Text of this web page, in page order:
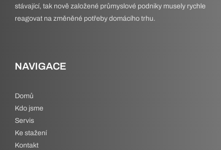
stávající, tak nově založené průmyslové podniky musely rychle
reagovat na změněné potřeby domácího trhu.
NAVIGACE
Domů
Kdo jsme
Servis
Ke stažení
Kontakt